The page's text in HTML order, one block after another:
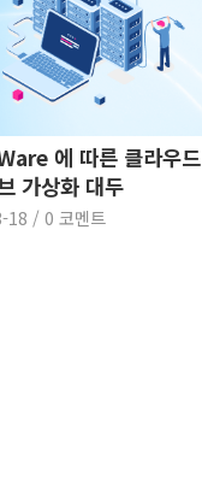
에 따른 클라우드
가상화 대두
18 / 0 코멘트